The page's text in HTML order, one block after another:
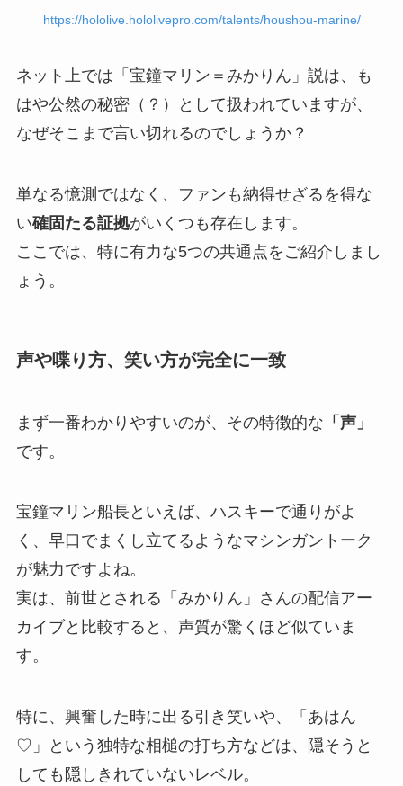
https://hololive.hololivepro.com/talents/houshou-marine/
ネット上では「宝鐘マリン＝みかりん」説は、も
はや公然の秘密（？）として扱われていますが、
なぜそこまで言い切れるのでしょうか？
単なる憶測ではなく、ファンも納得せざるを得な
い確固たる証拠がいくつも存在します。
ここでは、特に有力な5つの共通点をご紹介しまし
ょう。
声や喋り方、笑い方が完全に一致
まず一番わかりやすいのが、その特徴的な 「声」
です。
宝鐘マリン船長といえば、ハスキーで通りがよ
く、早口でまくし立てるようなマシンガントーク
が魅力ですよね。
実は、前世とされる「みかりん」さんの配信アー
カイブと比較すると、声質が驚くほど似ていま
す。
特に、興奮した時に出る引き笑いや、「あはん
♡」という独特な相槌の打ち方などは、隠そうと
しても隠しきれていないレベル。